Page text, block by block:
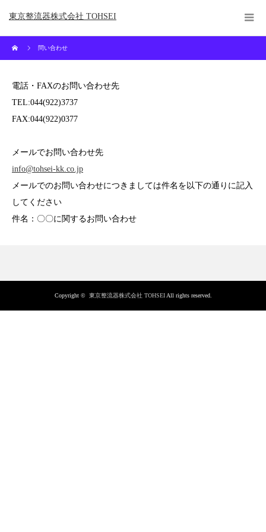
東京整流器株式会社 TOHSEI
問い合わせ
電話・FAXのお問い合わせ先
TEL:044(922)3737
FAX:044(922)0377
メールでお問い合わせ先
info@tohsei-kk.co.jp
メールでのお問い合わせにつきましては件名を以下の通りに記入
してください
件名：〇〇に関するお問い合わせ
Copyright © 東京整流器株式会社 TOHSEIAll rights reserved.